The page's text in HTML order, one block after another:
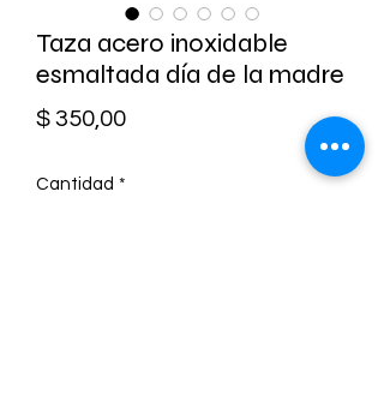
Taza acero inoxidable
esmaltada día de la madre
$ 350,00Precio
Cantidad *